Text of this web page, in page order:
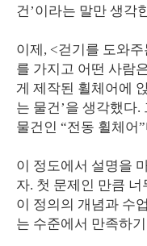
건’이라는 말만 생각
이제, <걷기를 도와
를 가지고 어떤 사람
게 제작된 휠체어에
는 물건’을 생각했다
물건인 “전동 휠체어
이 정도에서 설명을
자. 첫 문제인 만큼
이 정의의 개념과 수
는 수준에서 만족하